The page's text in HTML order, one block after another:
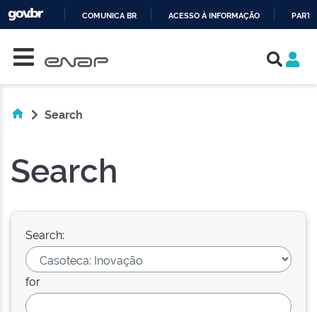
COMUNICA BR ACESSO À INFORMAÇÃO
Search
Search
Search:
for